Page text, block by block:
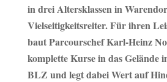
in drei Altersklassen in
Vielseitigkeitsreiter. Für ihren
baut Parcourschef Karl-Heinz
komplette Kurse in das Gelände
BLZ und legt dabei Wert auf